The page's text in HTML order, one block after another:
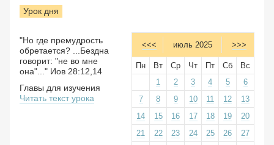
Урок дня
<<< июль 2025 >>>
Пн Вт Ср Чт Пт Сб
Вс
1
2 3 4 5
6
7
8 9 10 11 12
13
14
15 16 17 18 19
20
21
22 23 24 25 26
27
"Но где премудрость
обретается? ...Бездна
говорит: "не во мне
она"..." Иов 28:12,14
Главы для изучения
Читать текст урока